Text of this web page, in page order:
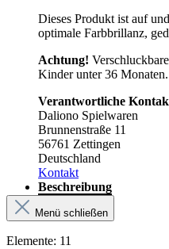
Dieses Produkt ist auf
optimale Farbbrillanz,
Achtung!
Kinder unter 36
Verantwortliche
Daliono Spielwaren
Brunnenstraße 11
56761 Zettingen
Deutschland
Kontakt
Beschreibung
Menü schließen
Elemente: 11